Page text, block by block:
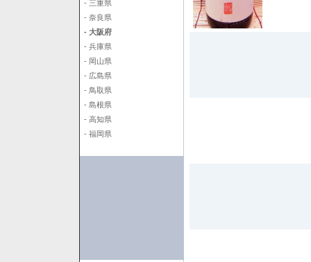
- 三重県
- 奈良県
- 大阪府
- 兵庫県
- 岡山県
- 広島県
- 鳥取県
- 島根県
- 高知県
- 福岡県